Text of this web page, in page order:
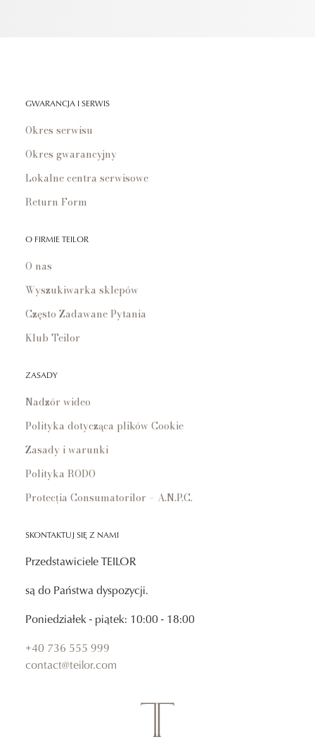
GWARANCJA I SERWIS
Okres serwisu
Okres gwarancyjny
Lokalne centra serwisowe
Return Form
O FIRMIE TEILOR
O nas
Wyszukiwarka sklepów
Często Zadawane Pytania
Klub Teilor
ZASADY
Nadzór wideo
Polityka dotycząca plików Cookie
Zasady i warunki
Polityka RODO
Protecția Consumatorilor – A.N.P.C.
SKONTAKTUJ SIĘ Z NAMI
Przedstawiciele TEILOR
są do Państwa dyspozycji.
Poniedziałek - piątek: 10:00 - 18:00
+40 736 555 999
contact@teilor.com